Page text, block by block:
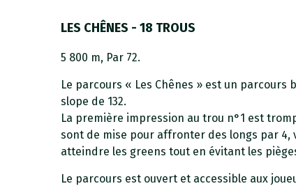
LES CHÊNES - 18 TROUS
5 800 m, Par 72.
Le parcours « Les Chênes » est un parcours
slope de 132.
La première impression au trou n°1 est
sont de mise pour affronter des longs par 4,
atteindre les greens tout en évitant les
Le parcours est ouvert et accessible aux